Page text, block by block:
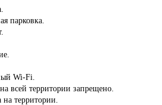
парковка.
Wi-Fi.
всей территории запрещено.
территории.